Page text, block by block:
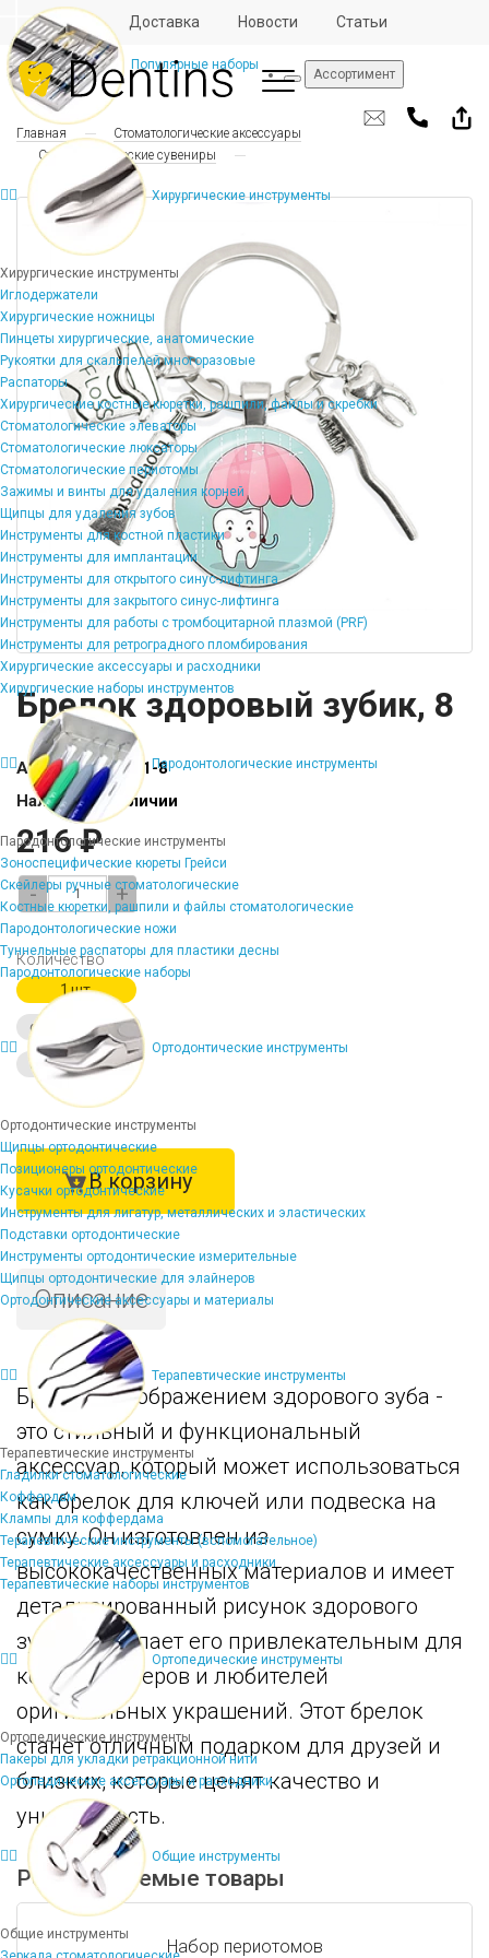
Отзывы Доставка Новости Статьи
Ассортимент
Популярные наборы
Хирургические инструменты
Хирургические инструменты
Иглодержатели
Хирургические ножницы
Пинцеты хирургические, анатомические
Рукоятки для скальпелей многоразовые
Распаторы
Хирургические костные кюретки, рашпили, файлы и скребки
Стоматологические элеваторы
Стоматологические люксаторы
Стоматологические периотомы
Зажимы и винты для удаления корней
Щипцы для удаления зубов
Инструменты для костной пластики
Инструменты для имплантации
Инструменты для открытого синус-лифтинга
Инструменты для закрытого синус-лифтинга
Инструменты для работы с тромбоцитарной плазмой (PRF)
Инструменты для ретроградного пломбирования
Хирургические аксессуары и расходники
Хирургические наборы инструментов
Пародонтологические инструменты
Пародонтологические инструменты
Зоноспецифические кюреты Грейси
Скейлеры ручные стоматологические
Костные кюретки, рашпили и файлы стоматологические
Пародонтологические ножи
Туннельные распаторы для пластики десны
Пародонтологические наборы
Ортодонтические инструменты
Ортодонтические инструменты
Щипцы ортодонтические
Позиционеры ортодонтические
Кусачки ортодонтические
Инструменты для лигатур, металлических и эластических
Подставки ортодонтические
Инструменты ортодонтические измерительные
Щипцы ортодонтические для элайнеров
Ортодонтические аксессуары и материалы
Терапевтические инструменты
Терапевтические инструменты
Гладилки стоматологические
Коффердам
Клампы для коффердама
Терапевтические инструменты (вспомогательное)
Терапевтические аксессуары и расходники
Терапевтические наборы инструментов
Ортопедические инструменты
Ортопедические инструменты
Пакеры для укладки ретракционной нити
Ортопедические аксессуары и расходники
Общие инструменты
Общие инструменты
Главная
Стоматологические аксессуары
Стоматологические сувениры
Брелок здоровый зубик, 8
Артикул:SV-ZZ1-8
Наличие:В наличии
216 ₽
- +
Количество
1 шт.
от 3-х шт. -10%
от 10 шт. -15%
В корзину
Описание
Брелок с изображением здорового зуба -
это стильный и функциональный
аксессуар, который может использоваться
как брелок для ключей или подвеска на
сумку. Он изготовлен из
высококачественных материалов и имеет
детализированный рисунок здорового
зуба, что делает его привлекательным для
коллекционеров и любителей
оригинальных украшений. Этот брелок
станет отличным подарком для друзей и
близких, которые ценят качество и
уникальность.
Рекомендуемые товары
Набор периотомов